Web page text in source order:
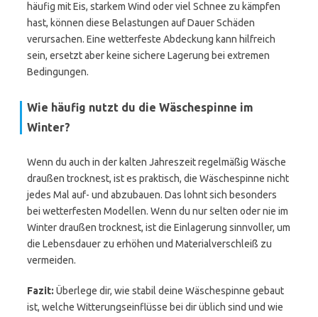
häufig mit Eis, starkem Wind oder viel Schnee zu kämpfen
hast, können diese Belastungen auf Dauer Schäden
verursachen. Eine wetterfeste Abdeckung kann hilfreich
sein, ersetzt aber keine sichere Lagerung bei extremen
Bedingungen.
Wie häufig nutzt du die Wäschespinne im
Winter?
Wenn du auch in der kalten Jahreszeit regelmäßig Wäsche
draußen trocknest, ist es praktisch, die Wäschespinne nicht
jedes Mal auf- und abzubauen. Das lohnt sich besonders
bei wetterfesten Modellen. Wenn du nur selten oder nie im
Winter draußen trocknest, ist die Einlagerung sinnvoller, um
die Lebensdauer zu erhöhen und Materialverschleiß zu
vermeiden.
Fazit: Überlege dir, wie stabil deine Wäschespinne gebaut
ist, welche Witterungseinflüsse bei dir üblich sind und wie